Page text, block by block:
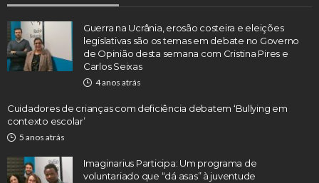
Guerra na Ucrânia, erosão costeira e eleições
legislativas são os temas em debate no Governo
de Opinião desta semana com Cristina Pires e
Carlos Seixas
4 anos atrás
Cuidadores de crianças com deficiência debatem ‘Bullying em
contexto escolar’
5 anos atrás
Imaginarius Participa: Um programa de
voluntariado que “dá asas” à juventude